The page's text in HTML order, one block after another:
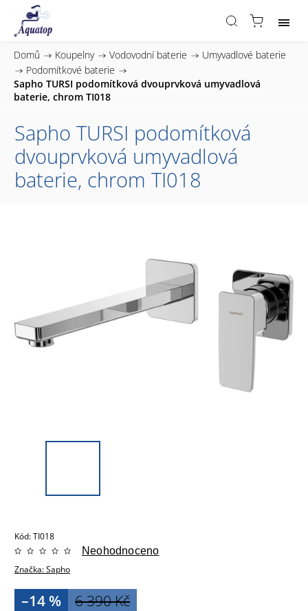
Domů / Koupelny / Vodovodní baterie /
Umyvadlové baterie
/
Podomítkové baterie /
Sapho TURSI podomítková dvouprvková umyvadlová
baterie, chrom TI018
Sapho TURSI podomítková
dvouprvková umyvadlová
baterie, chrom TI018
Kód:TI018
Značka:Sapho
Neohodnoceno
6 390 Kč
–14 %